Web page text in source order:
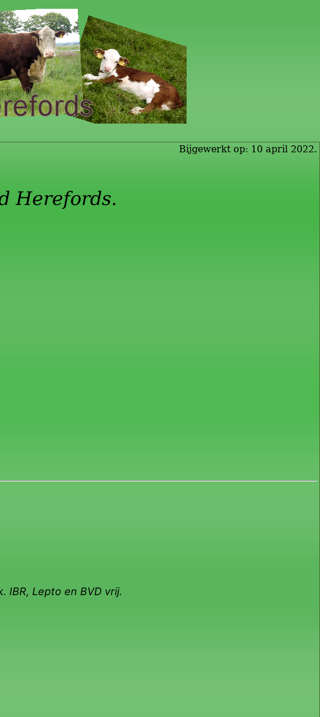
Bijgewerkt op: 10 april 2022.
Herefords.